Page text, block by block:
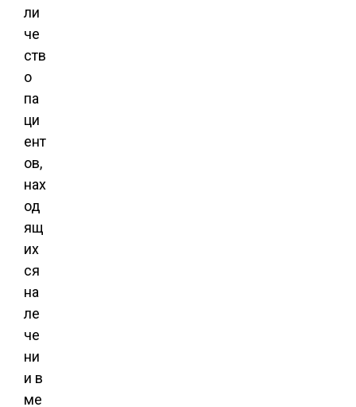
ли
че
ств
о
па
ци
ент
ов,
нах
од
ящ
их
ся
на
ле
че
ни
и в
ме